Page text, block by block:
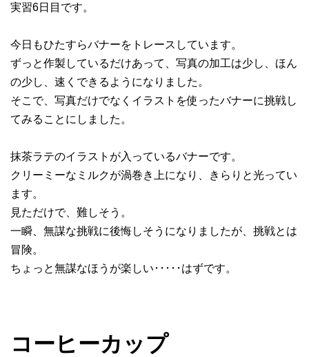
実習6日目です。
今日もひたすらバナーをトレースしています。
ずっと作製しているだけあって、写真の加工は少し、ほん
の少し、速くできるようになりました。
そこで、写真だけでなくイラストを使ったバナーに挑戦し
てみることにしました。
抹茶ラテのイラストが入っているバナーです。
クリーミーなミルクが渦巻き上になり、きらりと光ってい
ます。
見ただけで、難しそう。
一瞬、無謀な挑戦に後悔しそうになりましたが、挑戦とは
冒険。
ちょっと無謀なほうが楽しい･････はずです。
コーヒーカップ